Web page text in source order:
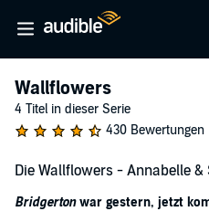
Wallflowers
4 Titel in dieser Serie
430 Bewertungen
Die Wallflowers - Annabelle
Bridgertonwar gestern, jetzt